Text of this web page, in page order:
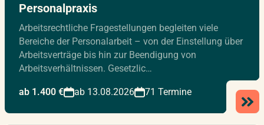
Personalpraxis
Arbeitsrechtliche Fragestellungen begleiten viele
Bereiche der Personalarbeit – von der Einstellung über
Arbeitsverträge bis hin zur Beendigung von
Arbeitsverhältnissen. Gesetzlic…
ab 1.400 € ab 13.08.2026 71 Termine